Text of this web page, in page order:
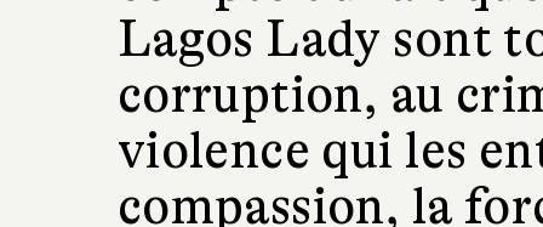
Lagos Lady sont
corruption, au
violence qui les
compassion, la